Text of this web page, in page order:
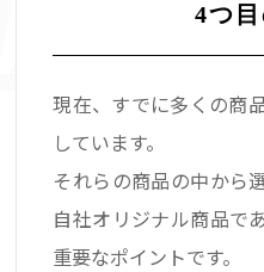
4つ
現在、すでに多くの商
しています。
それらの商品の中から
自社オリジナル商品で
重要なポイントです。